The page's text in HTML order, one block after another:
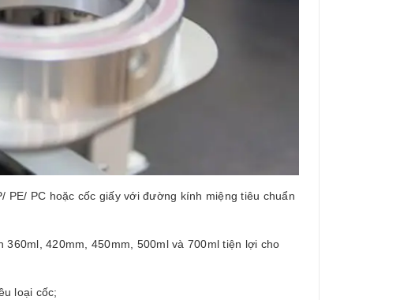
PE/ PC hoặc cốc giấy với đường kính miệng tiêu chuẩn
420mm, 450mm, 500ml và 700ml tiện lợi cho
loại cốc;